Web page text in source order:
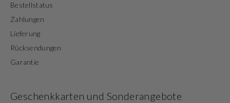
Bestellstatus
Zahlungen
Lieferung
Rücksendungen
Garantie
Geschenkkarten und Sonderangebote